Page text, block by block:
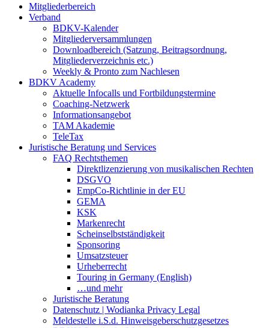
Mitgliederbereich
Verband
BDKV-Kalender
Mitgliederversammlungen
Downloadbereich (Satzung, Beitragsordnung,
Mitgliederverzeichnis etc.)
Weekly & Pronto zum Nachlesen
BDKV Academy
Aktuelle Infocalls und Fortbildungstermine
Coaching-Netzwerk
Informationsangebot
TAM Akademie
TeleTax
Juristische Beratung und Services
FAQ Rechtsthemen
Direktlizenzierung von musikalischen Rechten
DSGVO
EmpCo-Richtlinie in der EU
GEMA
KSK
Markenrecht
Scheinselbstständigkeit
Sponsoring
Umsatzsteuer
Urheberrecht
Touring in Germany (English)
…und mehr
Juristische Beratung
Datenschutz | Wodianka Privacy Legal
Meldestelle i.S.d. Hinweisgeberschutzgesetzes